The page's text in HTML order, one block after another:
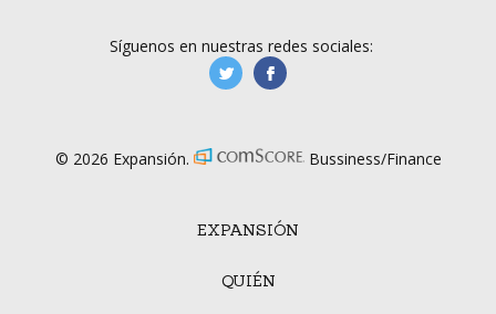
EXPANSIÓN
QUIÉN
Síguenos en nuestras redes sociales:
manufacturaGE
© 2026 Expansión. Bussiness/Finance